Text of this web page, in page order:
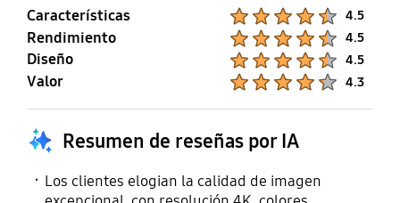
Teletexto (TTX)
Sí
Cambio de hora
Compatible IPv6
Sí
Compatible MBR
Sí
Sí
Características 4.5
Rendimiento 4.5
Diseño 4.5
Valor 4.3
Resumen de reseñas por IA
Los clientes elogian la calidad de imagen